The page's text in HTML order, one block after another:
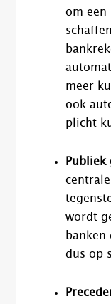
om een
meer
ook
plicht
Publiek
wordt
dus op